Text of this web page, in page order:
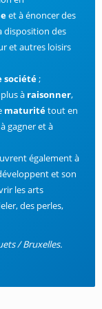
et à énoncer des
disposition des
et autres loisirs
société;
à raisonner,
maturitétout en
gagner et à
également à
et son
les arts
des perles,
/ Bruxelles.